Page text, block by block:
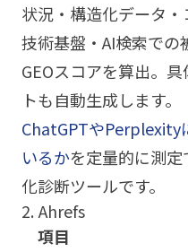
状況・構造化データ・
技術基盤・AI検索で
GEOスコアを算出。
トも自動生成します。
ChatGPTやPerplexity
いるかを定量的に測
化診断ツールです。
2. Ahrefs
項目